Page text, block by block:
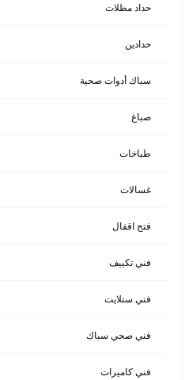
حداد مظلات
حدادين
سباك أدوات صحية
صباغ
طباخات
غسالات
فتح اقفال
فني تكييف
فني ستلايت
فني صحي سباك
فني كاميرات